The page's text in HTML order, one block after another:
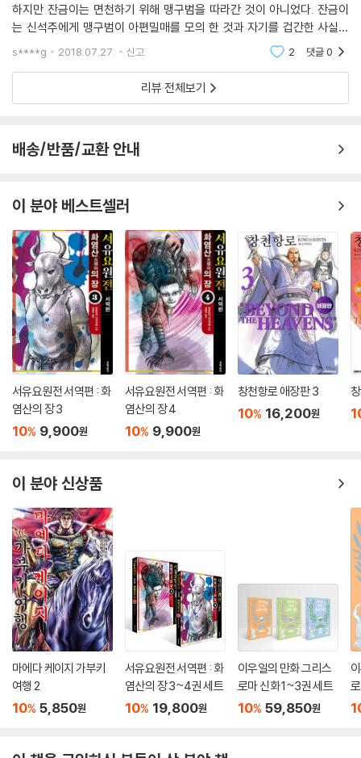
★ “한 편의 그림으로 된 한국문학작품”
이두호의 만화를 한 편이라도 본 적이 있는 지금의 장년층 독자라면, 만화
를 보았다기보다 차라리 한 편의 그림으로 된 한국문학작품을 읽었다는 느
낌이 더욱 강렬하게 남을 것이다.
★ “이두호라는 작가가 있다는 것은 한없이 고맙다.”
- 한상정(만화평론가)
★ “원작과 절묘한 균형... 새로운 아우라를 만들어낸다.”
이두호 〈객주〉는 김주영 원작과 절묘한 균형을 유지하며 새로운 아우라를
만들어낸다. 풍부한 시각 이미지, 특히 완성된 공간의 미장센은 소설에서
는 따라올 수 없는 이두호 〈객주〉의 아우라다.
- 씨네21
★ “작품을 장악하고 풀어나가는 능력 또한 탁월하다.”
섬세하면서도 속도감 있고, 거칠면서도 부드러운 양극단을 내달리는 이두
호의 선은 객주가와 여염집, 대가집과 화적이 출몰하는 고갯마루와 송파나
루 등을 생생하게 재현한다. 원작에 지배되지 않고 작가 스스로 작품을 장
하지만 잔금이는 면천하기 위해 맹구범을 따라간 것이 아니었다. 잔금이
는 신석주에게 맹구범이 아편밀매를 모의 한 것과 자기를 겁간한 사실을
고해 바쳤다. 신석주의 추궁을 받던 중 맹구범은 위기를 벗어나기 위해서
조소사와 봉삼이의
s****g 2018.07.27. 신고 2 댓글0
리뷰 전체보기
배송/반품/교환 안내
이 분야 베스트셀러
서유요원전 서역편 : 화
염산의 장 3
10% 9,900원
서유요원전 서역편 : 화
염산의 장 4
10% 9,900원
창천항로 애장판 3
10% 16,200원
이 분야 신상품
마에다 케이지 가부키
여행 2
10% 5,850원
서유요원전 서역편 : 화
염산의 장 3~4권 세트
10% 19,800원
이우일의 만화 그리스
로마 신화 1~3권 세트
10% 59,850원